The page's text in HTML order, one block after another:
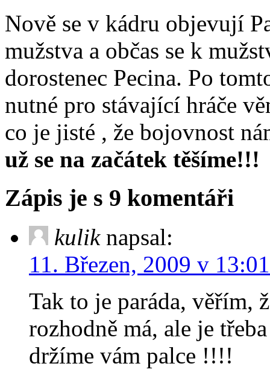
Nově se v kádru objevují
mužstva a občas se k
dorostenec Pecina. Po
nutné pro stávající hráče
co je jisté , že bojovnost
už se na začátek těšíme!!!
Zápis je s 9 komentáři
kulik napsal:
11. Březen, 2009 v 13:01
Tak to je paráda, věřím,
rozhodně má, ale je
držíme vám palce !!!!